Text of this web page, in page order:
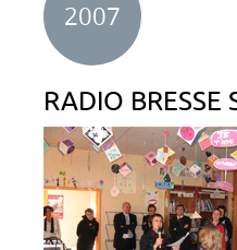
2007
RADIO BRESSE